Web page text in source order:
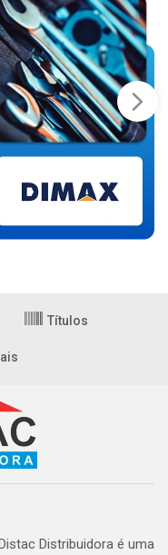
Títulos
Distribuidora é uma